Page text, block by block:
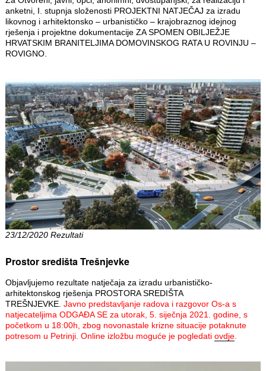
anketni, I. stupnja složenosti PROJEKTNI NATJEČAJ za izradu
likovnog i arhitektonsko – urbanističko – krajobraznog idejnog
rješenja i projektne dokumentacije ZA SPOMEN OBILJEŽJE
HRVATSKIM BRANITELJIMA DOMOVINSKOG RATA U ROVINJU –
ROVIGNO.
23/12/2020 Rezultati
Prostor središta Trešnjevke
Objavljujemo rezultate natječaja za izradu urbanističko-
arhitektonskog rješenja PROSTORA SREDIŠTA
TREŠNJEVKE. Javno predstavljanje radova i razgovor Os-a s
natjecateljima ODGAĐA SE za utorak, 5. siječnja 2021. godine, s
početkom u 18:00h, zbog novonastale krizne situacije potaknute
potresom u Petrinji. Online izložbu moguće je pogledati ovdje.